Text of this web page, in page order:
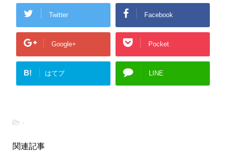
Twitter Facebook
Google+ Pocket
B! はてブ LINE
-
関連記事